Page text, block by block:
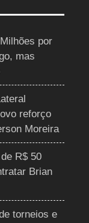
por
mas
reforço
Moreira
R$ 50
Brian
torneios e